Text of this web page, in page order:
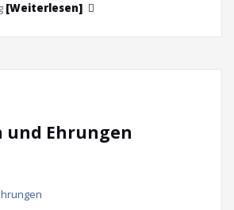
[Weiterlesen]
und Ehrungen